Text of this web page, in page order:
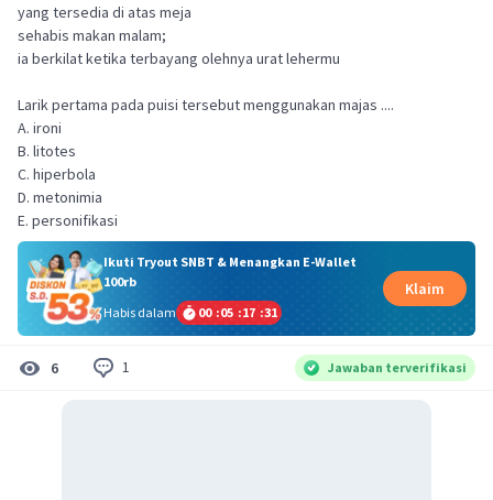
yang tersedia di atas meja
sehabis makan malam;
ia berkilat ketika terbayang olehnya urat lehermu
Larik pertama pada puisi tersebut menggunakan majas ....
A. ironi
B. litotes
C. hiperbola
D. metonimia
E. personifikasi
Ikuti Tryout SNBT & Menangkan E-Wallet
100rb
Habis dalam
00 :05 :17 :31
Klaim
6 1 Jawaban terverifikasi